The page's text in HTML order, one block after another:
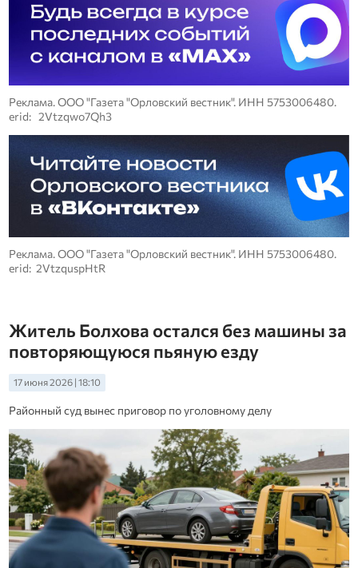
Реклама. ООО "Газета "Орловский вестник". ИНН 5753006480.
erid: 2Vtzqwo7Qh3
Реклама. ООО "Газета "Орловский вестник". ИНН 5753006480.
erid: 2VtzquspHtR
Житель Болхова остался без машины за
повторяющуюся пьяную езду
17 июня 2026 | 18:10
Районный суд вынес приговор по уголовному делу